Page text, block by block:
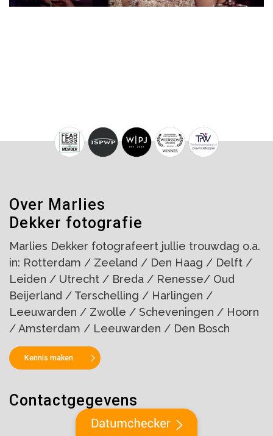
Over Marlies
Dekker fotografie
Marlies Dekker fotografeert jullie trouwdag o.a.
in: Rotterdam / Zeeland / Den Haag / Delft /
Leiden / Utrecht / Breda / Renesse/ Oud
Beijerland / Terschelling / Harlingen /
Leeuwarden / Zwolle / Scheveningen / Hoorn
/ Amsterdam / Leeuwarden / Den Bosch
Kennis maken
Contactgegevens